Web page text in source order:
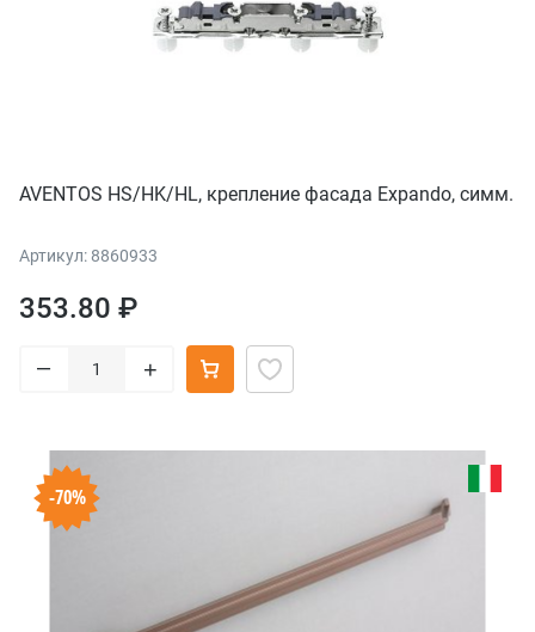
AVENTOS HS/HK/HL, крепление фасада Expando, симм.
Артикул: 8860933
353.80 ₽
– +
-70%